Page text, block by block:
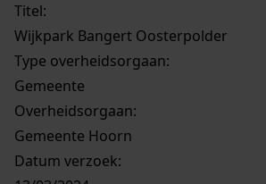
Titel:
Wijkpark Bangert Oosterpolder
Type overheidsorgaan:
Gemeente
Overheidsorgaan:
Gemeente Hoorn
Datum verzoek: